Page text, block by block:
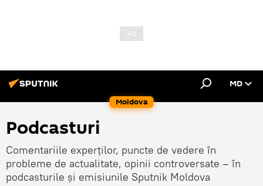
Moldova
MD
Podcasturi
Comentariile experților, puncte de vedere în
probleme de actualitate, opinii controversate – în
podcasturile și emisiunile Sputnik Moldova